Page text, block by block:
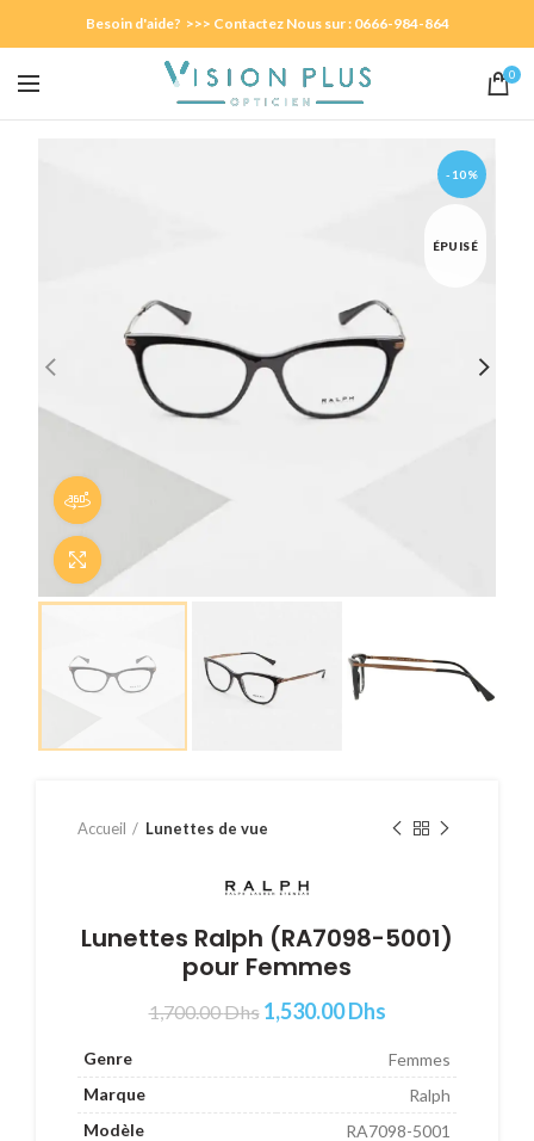
Besoin d'aide? >>> Contactez Nous sur : 0666-984-864
0
-10%
ÉPUISÉ
Cliquer pour agrandir
Accueil Lunettes de vue
Lunettes Ralph (RA7098-5001)
pour Femmes
1,700.00Dhs 1,530.00Dhs
Genre
Femmes
Marque
Ralph
Modèle
RA7098-5001